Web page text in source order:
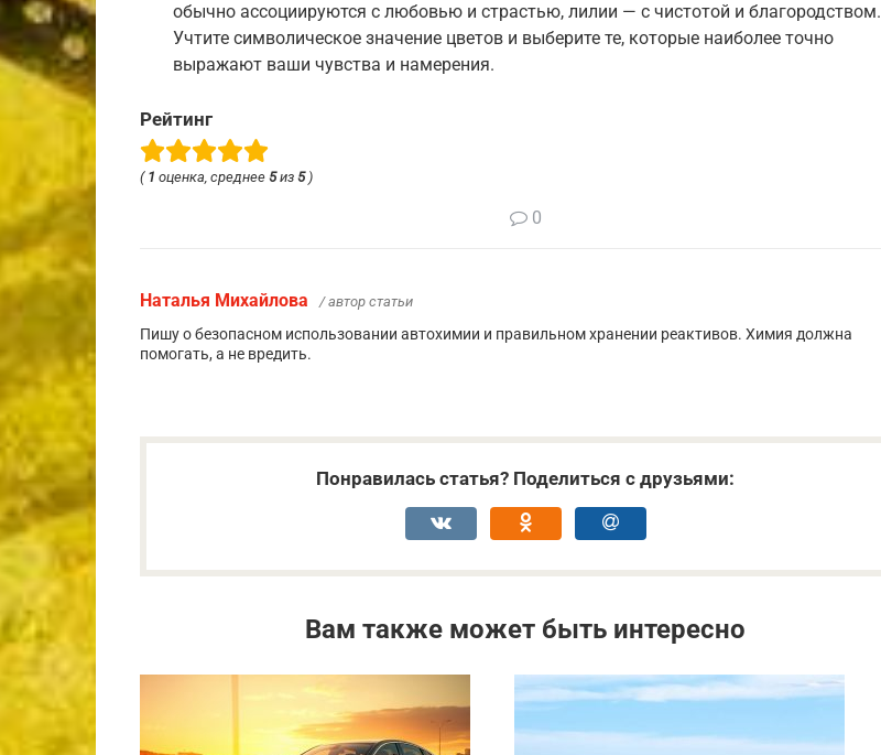
обычно ассоциируются с любовью и страстью, лилии — с чистотой и благородством.
Учтите символическое значение цветов и выберите те, которые наиболее точно
выражают ваши чувства и намерения.
Рейтинг
( 1 оценка, среднее 5из 5)
0
Наталья Михайлова / автор статьи
Пишу о безопасном использовании автохимии и правильном хранении реактивов. Химия должна
помогать, а не вредить.
Понравилась статья? Поделиться с друзьями:
Вам также может быть интересно